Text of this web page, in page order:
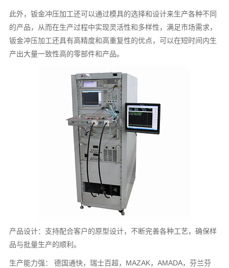
此外，钣金冲压加工还可以通过模具的选择和设计来生产各种不同
的产品，从而在生产过程中实现灵活性和多样性，满足市场需求，
钣金冲压加工还具有高精度和高重复性的优点，可以在短时间内生
产出大量一致性高的零部件和产品。
产品设计：支持配合客户的原型设计，不断完善各种工艺，确保样
品与批量生产的顺利。
生产能力强： 德国通快，瑞士百超，MAZAK，AMADA，芬兰芬